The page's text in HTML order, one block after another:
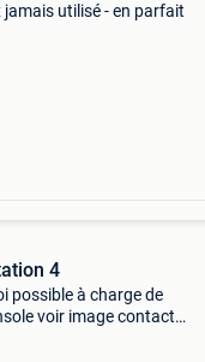
jamais utilisé - en parfait
4
possible à charge de
voir image contact